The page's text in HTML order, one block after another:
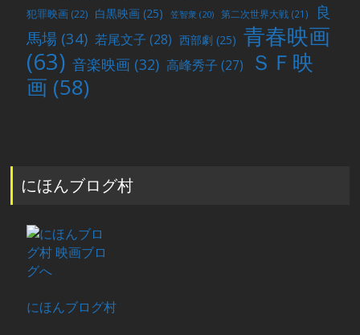
犯罪映画 (22) 白黒映画 (25) 笠智衆 (20) 第二次世界大戦 (21)
良
馬場 (34) 若尾文子 (28) 西部劇 (25) 青春映画
(63) 音楽映画 (32) 高峰秀子 (27)
ＳＦ映
画 (58)
にほんブログ村
にほんブログ村